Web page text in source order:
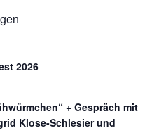
2026
+ Gespräch mit
Klose-Schlesier und